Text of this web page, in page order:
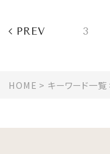
PREV 3
HOME キーワード一覧